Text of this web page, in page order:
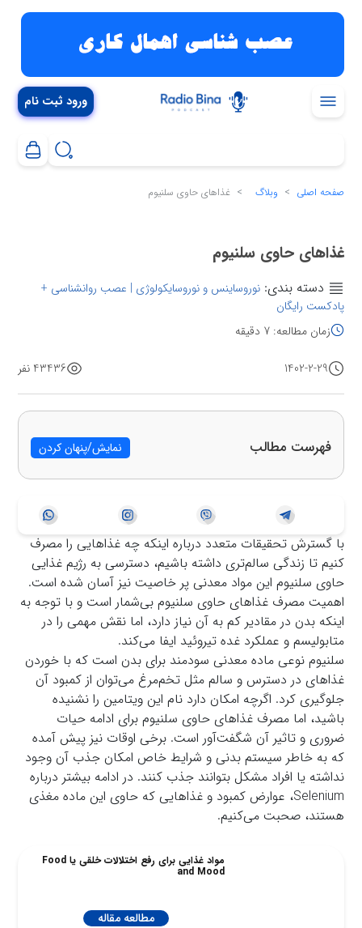
ورود ثبت نام
صفحه اصلی وبلاگ غذاهای حاوی سلنیوم
غذاهای حاوی سلنیوم
1402-2-29 43436 نفر
زمان مطالعه: 7 دقیقه
دسته بندی:نوروساینس و نوروسایکولوژی | عصب روانشناسی +
پادکست رایگان
فهرست مطالب نمایش/پنهان کردن
با گسترش تحقیقات متعدد درباره اینکه چه غذاهایی را مصرف
کنیم تا زندگی سالم‌تری داشته باشیم، دسترسی به رژیم غذایی
حاوی سلنیوم این مواد معدنی پر خاصیت نیز آسان شده است.
اهمیت مصرف غذاهای حاوی سلنیوم بی‌شمار است و با توجه به
اینکه بدن در مقادیر کم به آن نیاز دارد، اما نقش مهمی را در
متابولیسم و عملکرد غده تیروئید ایفا می‌کند.
سلنیوم نوعی ماده معدنی سودمند برای بدن است که با خوردن
غذاهای در دسترس و سالم مثل تخم‌مرغ می‌توان از کمبود آن
جلوگیری کرد. اگرچه امکان دارد نام این ویتامین را نشنیده
باشید، اما مصرف غذاهای حاوی سلنیوم برای ادامه حیات
ضروری و تاثیر آن شگفت‌آور است. برخی اوقات نیز پیش آمده
که به خاطر سیستم بدنی و شرایط خاص امکان جذب آن وجود
نداشته یا افراد مشکل بتوانند جذب کنند. در ادامه بیشتر درباره
Selenium، عوارض کمبود و غذاهایی که حاوی این ماده مغذی
هستند، صحبت می‌کنیم.
مواد غذایی برای رفع اختلالات خلقی یا Food
and Mood
مطالعه مقاله